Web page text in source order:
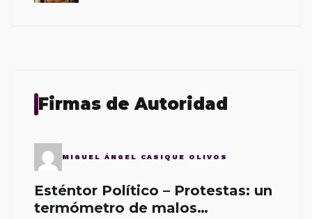
Firmas de Autoridad
MIGUEL ÁNGEL CASIQUE OLIVOS
Esténtor Político – Protestas: un
termómetro de malos